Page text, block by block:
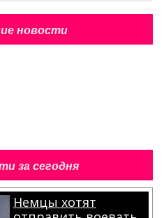
новости
за сегодня
Немцы хотят